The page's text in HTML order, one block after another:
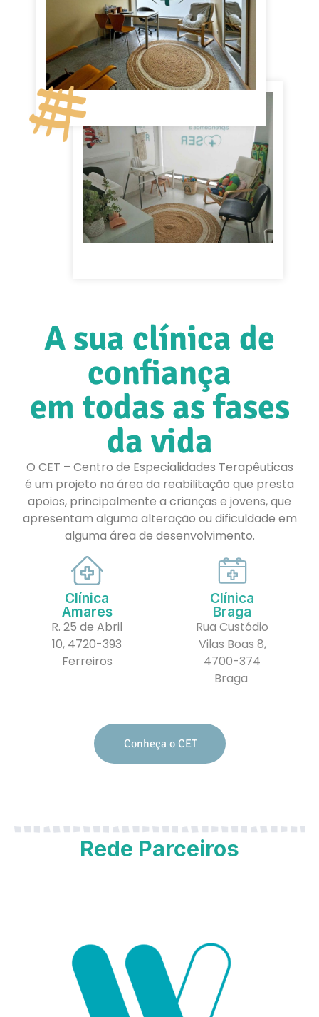
A sua clínica de
confiança
em todas as fases
da vida
O CET – Centro de Especialidades Terapêuticas
é um projeto na área da reabilitação que presta
apoios, principalmente a crianças e jovens, que
apresentam alguma alteração ou dificuldade em
alguma área de desenvolvimento.
Clínica
Amares
R. 25 de Abril
10, 4720-393
Ferreiros
Clínica
Braga
Rua Custódio
Vilas Boas 8,
4700-374
Braga
Conheça o CET
Rede Parceiros